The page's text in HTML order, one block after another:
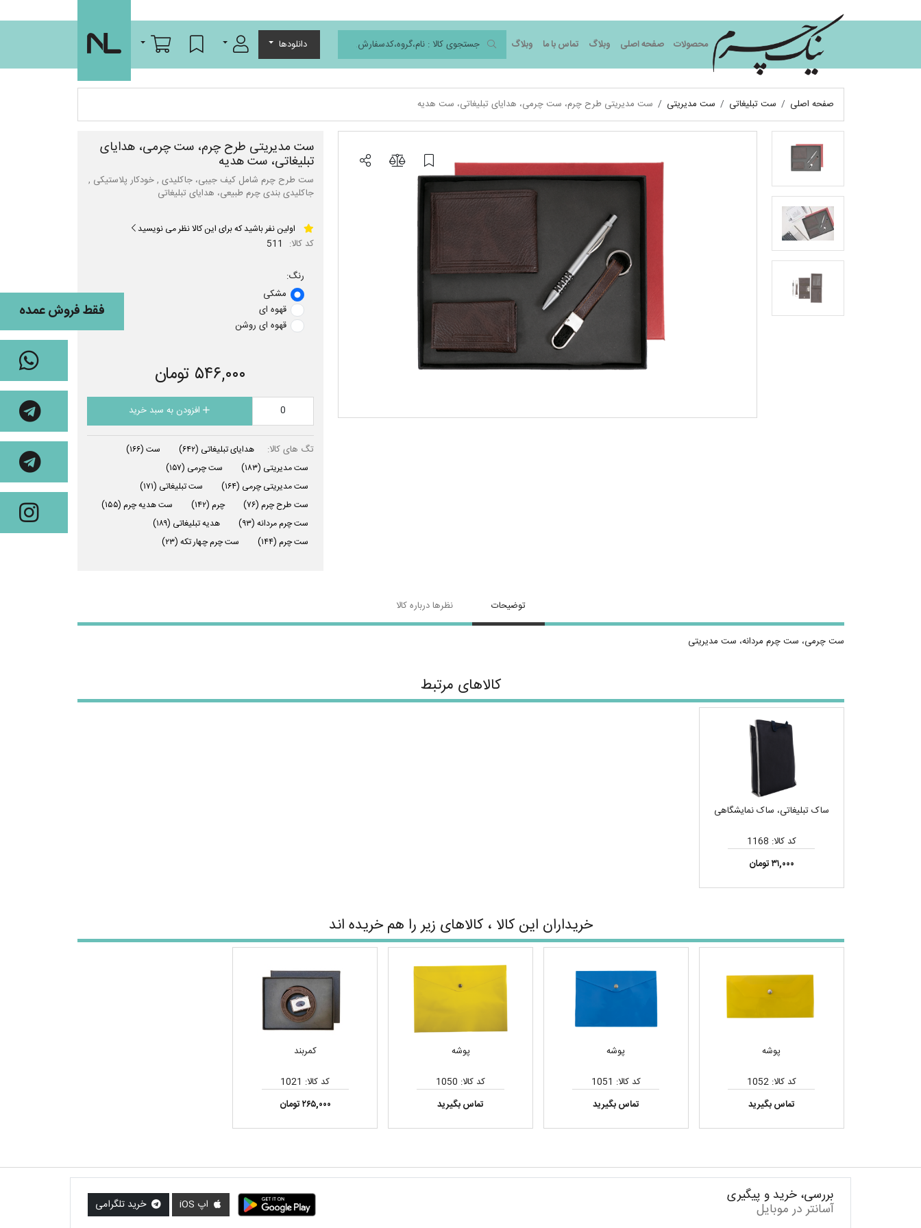
نیک چرم
محصولات
صفحه اصلی وبلاگ تماس با ما وبلاگ دانلودها ورود/عضویتلیست مورد علاقه
سبد خرید
صفحه اصلی ست تبلیغاتی ست مدیریتی ست مدیریتی طرح چرم، ست چرمی، هدایای تبلیغاتی، ست هدیه
ست مدیریتی طرح چرم، ست چرمی، هدایای
تبلیغاتی، ست هدیه
ست طرح چرم شامل کیف جیبی، جاکلیدی , خودکار پلاستیکی ,
جاکلیدی بندی چرم طبیعی، هدایای تبلیغاتی
اولین نفر باشید که برای این کالا نظر می نویسید
کد کالا: 511
رنگ:
مشکی
قهوه ای
قهوه ای روشن
۵۴۶,۰۰۰ تومان
افزودن به سبد خرید
تگ های کالا: هدایای تبلیغاتی (۶۴۲) ست (۱۶۶)
ست مدیریتی (۱۸۳) ست چرمی (۱۵۷)
ست مدیریتی چرمی (۱۶۴) ست تبلیغاتی (۱۷۱)
ست طرح چرم (۷۶) چرم (۱۴۲) ست هدیه چرم (۱۵۵)
ست چرم مردانه (۹۳) هدیه تبلیغاتی (۱۸۹)
ست چرم (۱۴۴) ست چرم چهار تکه (۲۳)
توضیحات نظرها درباره کالا
ست چرمی، ست چرم مردانه، ست مدیریتی
کالاهای مرتبط
ساک تبلیغاتی، ساک نمایشگاهی
کد کالا: 1168
۳۱,۰۰۰ تومان
خریداران این کالا ، کالاهای زیر را هم خریده اند
پوشه
کد کالا: 1052
تماس بگیرید
پوشه
کد کالا: 1051
تماس بگیرید
پوشه
کد کالا: 1050
تماس بگیرید
کمربند
کد کالا: 1021
۲۶۵,۰۰۰ تومان
بررسی، خرید و پیگیری
آسانتر در موبایل اپ iOS خرید تلگرامی
فقط فروش عمده